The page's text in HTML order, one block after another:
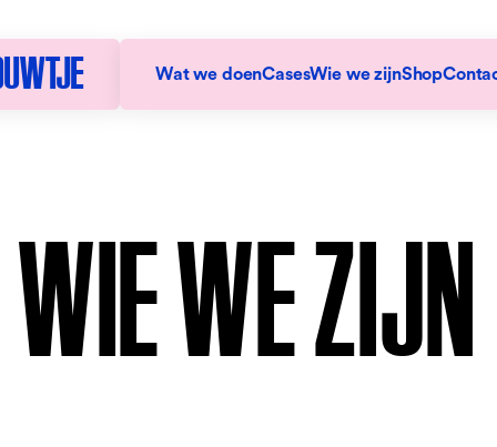
WIE WE ZIJN
Wat we doenCasesWie we zijnShop